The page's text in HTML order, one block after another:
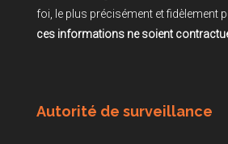
foi, le plus précisément et fidèlement
ces informations ne soient
Autorité de surveillance